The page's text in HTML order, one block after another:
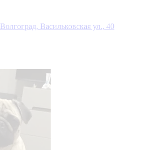
Волгоград, Васильковская ул., 40